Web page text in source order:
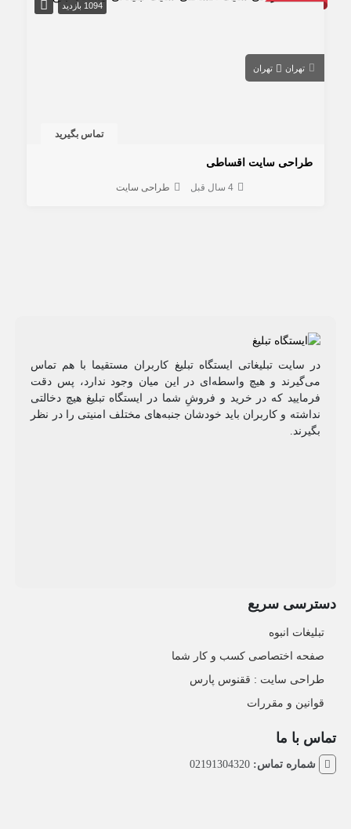
1094 بازدید
تهران تهران
تماس بگیرید
طراحی سایت اقساطی
4 سال قبل طراحی سایت
در سایت تبلیغاتی ایستگاه تبلیغ کاربران مستقیما با هم تماس
می‌گیرند و هیچ واسطه‌ای در این میان وجود ندارد، پس دقت
فرمایید که در خرید و فروشِ شما در ایستگاه تبلیغ هیچ دخالتی
نداشته و کاربران باید خودشان جنبه‌های مختلف امنیتی را در نظر
بگیرند.
دسترسی سریع
تبلیغات انبوه
صفحه اختصاصی کسب و کار شما
طراحی سایت :‌ ققنوس پارس
قوانین و مقررات
تماس با ما
شماره تماس:02191304320